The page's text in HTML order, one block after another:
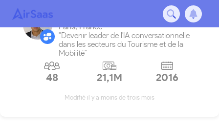
Paris,France
"Devenir leader de l'IA conversationnelle
dans les secteurs du Tourisme et de la
Mobilité"
48 21,1M 2016
Modifié il y a moins de trois mois